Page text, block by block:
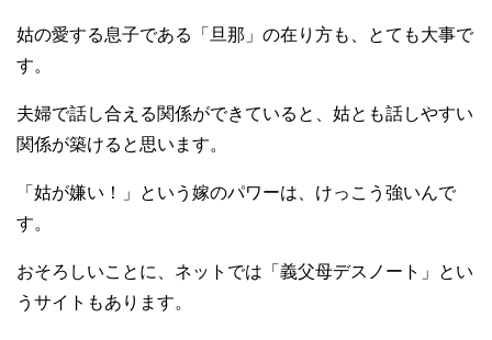
姑の愛する息子である「旦那」の在り方も、とても大事で
す。
夫婦で話し合える関係ができていると、姑とも話しやすい
関係が築けると思います。
「姑が嫌い！」という嫁のパワーは、けっこう強いんで
す。
おそろしいことに、ネットでは「義父母デスノート」とい
うサイトもあります。